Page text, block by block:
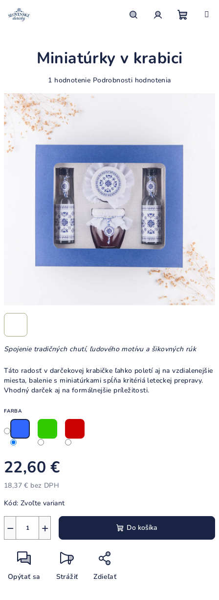
košík
Spojenie tradičných chutí, ľudového motívu a šikovných rúk
Táto radosť v darčekovej krabičke ľahko poletí aj na vzdialenejšie
miesta, balenie s miniatúrkami spĺňa kritériá leteckej prepravy.
Vhodný darček aj na formálnejšie príležitosti.
FARBA
22,60 €
18,37 € bez DPH
cena:
Kód: Zvoľte variant
+
− Do košíka
Opýtať sa Strážiť Zdieľať
Miniatúrky v krabici
Priemerné
produktu
je
5,0
z
5
hviezdičiek.
1 hodnotenie Podrobnosti hodnotenia